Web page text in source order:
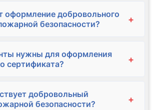
оформление добровольного
безопасности?
+
нужны для оформления
сертификата?
+
добровольный
безопасности?
+